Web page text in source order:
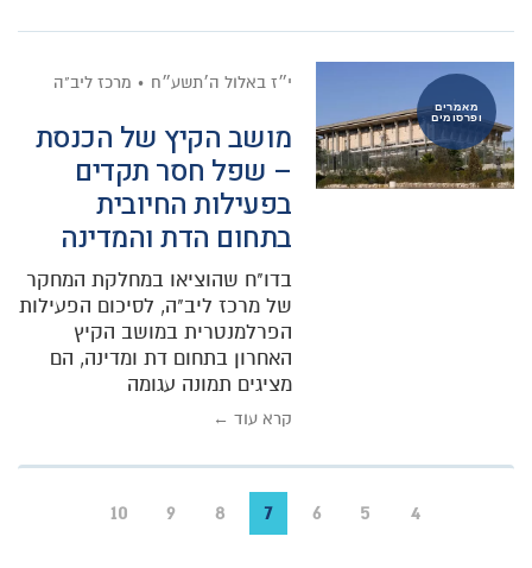
מאמרים
ופרסומים
י״ז באלול ה׳תשע״ח מרכז ליב"ה
מושב הקיץ של הכנסת
– שפל חסר תקדים
בפעילות החיובית
בתחום הדת והמדינה
בדו"ח שהוציאו במחלקת המחקר
של מרכז ליב"ה, לסיכום הפעילות
הפרלמנטרית במושב הקיץ
האחרון בתחום דת ומדינה, הם
מציגים תמונה עגומה
קרא עוד ←
4
5
6
7
8
9
10